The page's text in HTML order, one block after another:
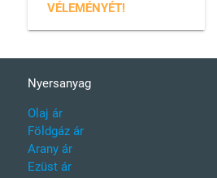
VÉLEMÉNYÉT!
Nyersanyag
Olaj ár
Földgáz ár
Arany ár
Ezüst ár